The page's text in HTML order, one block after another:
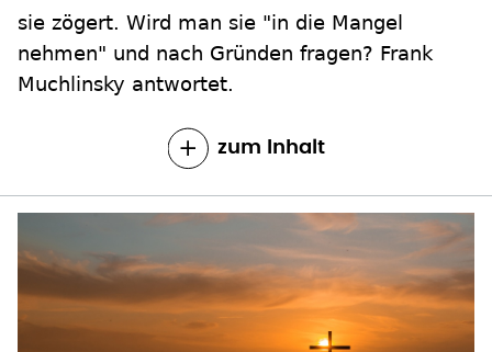
sie zögert. Wird man sie "in die Mangel
nehmen" und nach Gründen fragen? Frank
Muchlinsky antwortet.
zum Inhalt